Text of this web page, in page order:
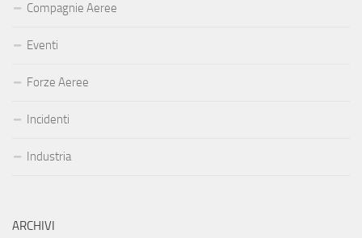
Compagnie Aeree
Eventi
Forze Aeree
Incidenti
Industria
ARCHIVI